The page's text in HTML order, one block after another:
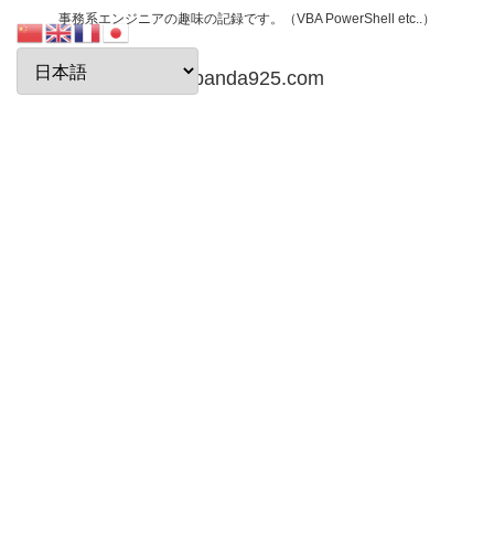
事務系エンジニアの趣味の記録です。（VBA PowerShell etc..）
papanda925.com